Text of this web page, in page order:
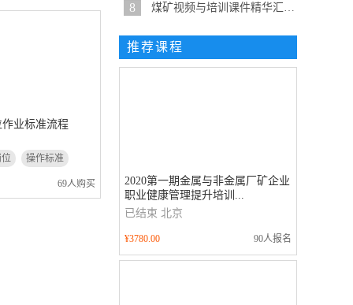
业标准流程
操作标准
69人购买
8 煤矿视频与培训课件精华汇总-建...
推荐课程
2020第一期金属与非金属厂矿企业
职业健康管理提升培训...
已结束 北京
¥3780.00 90人报名